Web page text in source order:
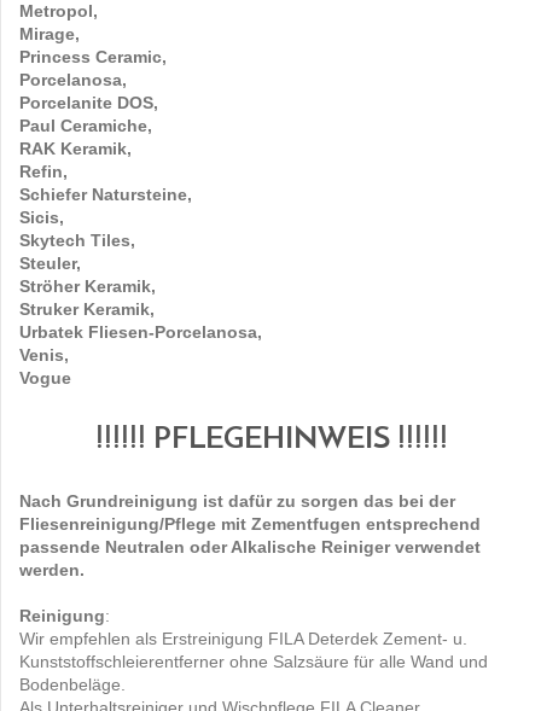
Metropol,
Mirage,
Princess Ceramic,
Porcelanosa,
Porcelanite DOS,
Paul Ceramiche,
RAK Keramik,
Refin,
Schiefer Natursteine,
Sicis,
Skytech Tiles,
Steuler,
Ströher Keramik,
Struker Keramik,
Urbatek Fliesen-Porcelanosa,
Venis,
Vogue
!!!!!! PFLEGEHINWEIS !!!!!!
Nach Grundreinigung ist dafür zu sorgen das bei der
Fliesenreinigung/Pflege mit Zementfugen entsprechend
passende Neutralen oder Alkalische Reiniger verwendet
werden.
Reinigung:
Wir empfehlen als Erstreinigung FILA Deterdek Zement- u.
Kunststoffschleierentferner ohne Salzsäure für alle Wand und
Bodenbeläge.